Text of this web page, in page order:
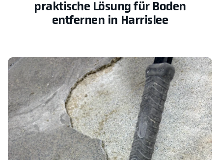
praktische Lösung für Boden
entfernen in Harrislee